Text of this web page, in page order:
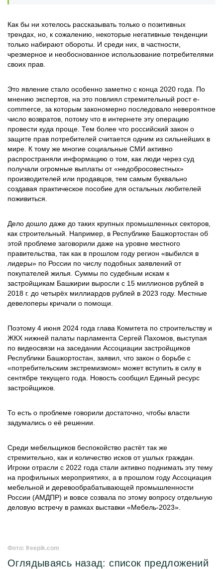
Как бы ни хотелось рассказывать только о позитивных
трендах, но, к сожалению, некоторые негативные тенденции
только набирают обороты. И среди них, в частности,
чрезмерное и необоснованное использование потребителями
своих прав.
Это явление стало особенно заметно с конца 2020 года. По
мнению экспертов, на это повлиял стремительный рост e-
commerce, за которым закономерно последовало невероятное
число возвратов, потому что в интернете эту операцию
провести куда проще. Тем более что российский закон о
защите прав потребителей считается одним из сильнейших в
мире. К тому же многие социальные СМИ активно
распространяли информацию о том, как люди через суд
получали огромные выплаты от «недобросовестных»
производителей или продавцов, тем самым буквально
создавая практическое пособие для остальных любителей
поживиться.
Дело дошло даже до таких крупных промышленных секторов,
как строительный. Например, в Республике Башкортостан об
этой проблеме заговорили даже на уровне местного
правительства, так как в прошлом году регион «выбился в
лидеры» по России по числу подобных заявлений от
покупателей жилья. Суммы по судебным искам к
застройщикам Башкирии выросли с 15 миллионов рублей в
2018 г. до четырёх миллиардов рублей в 2023 году. Местные
девелоперы кричали о помощи.
Поэтому 4 июня 2024 года глава Комитета по строительству и
ЖКХ нижней палаты парламента Сергей Пахомов, выступая
по видеосвязи на заседании Ассоциации застройщиков
Республики Башкортостан, заявил, что закон о борьбе с
«потребительским экстремизмом» может вступить в силу в
сентябре текущего года. Новость сообщил Единый ресурс
застройщиков.
То есть о проблеме говорили достаточно, чтобы власти
задумались о её решении.
Среди мебельщиков беспокойство растёт так же
стремительно, как и количество исков от ушлых граждан.
Игроки отрасли с 2022 года стали активно поднимать эту тему
на профильных мероприятиях, а в прошлом году Ассоциация
мебельной и деревообрабатывающей промышленности
России (АМДПР) и вовсе созвала по этому вопросу отдельную
деловую встречу в рамках выставки «Мебель-2023».
Фото: freepik.com
Оглядываясь назад: список предложений